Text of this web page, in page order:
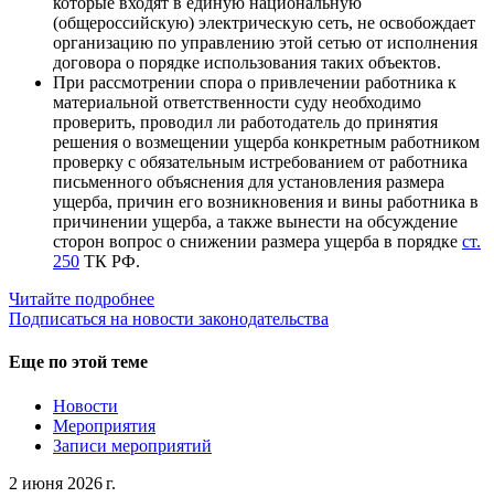
(общероссийскую) электрическую сеть, не освобождает
организацию по управлению этой сетью от исполнения
договора о порядке использования таких объектов.
При рассмотрении спора о привлечении работника к
материальной ответственности суду необходимо
проверить, проводил ли работодатель до принятия
решения о возмещении ущерба конкретным работником
проверку с обязательным истребованием от работника
письменного объяснения для установления размера
ущерба, причин его возникновения и вины работника в
причинении ущерба, а также вынести на обсуждение
сторон вопрос о снижении размера ущерба в порядке ст.
250 ТК РФ.
Читайте подробнее
Подписаться на новости законодательства
Еще по этой теме
Новости
Мероприятия
Записи мероприятий
2 июня 2026 г.